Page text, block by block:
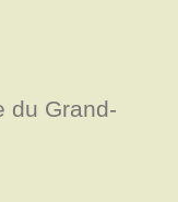
du Grand-